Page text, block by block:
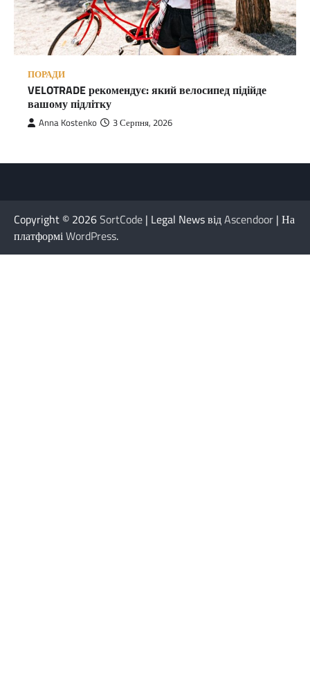
ПОРАДИ
VELOTRADE рекомендує: який велосипед підійде
вашому підлітку
Anna Kostenko 3 Серпня, 2026
Copyright © 2026SortCode | Legal News відAscendoor | На
платформіWordPress.